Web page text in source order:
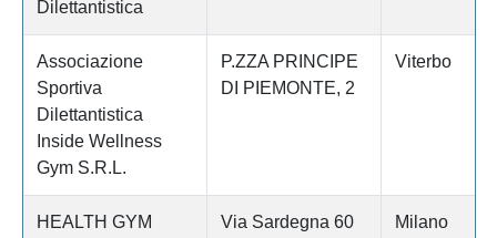
Dilettantistica
Associazione
Sportiva
Dilettantistica
Inside Wellness
Gym S.R.L.
P.ZZA PRINCIPE
DI PIEMONTE, 2
Viterbo
HEALTH GYM
Via Sardegna 60 Milano